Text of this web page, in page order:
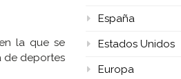
la que se
de deportes
España
Estados Unidos
Europa